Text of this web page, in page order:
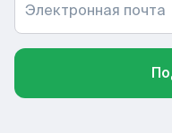
Электронная почта